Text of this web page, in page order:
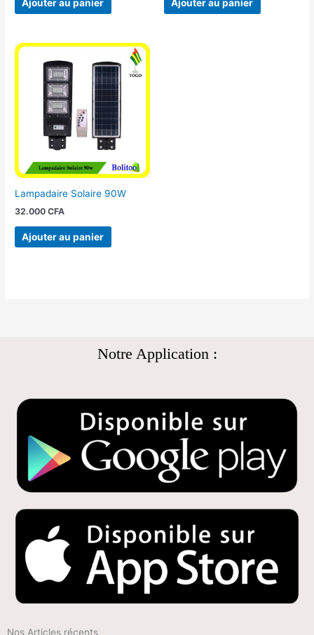
Ajouter au panier Ajouter au panier
Lampadaire Solaire 90W
32.000CFA
Ajouter au panier
Notre Application :
Nos Articles récents